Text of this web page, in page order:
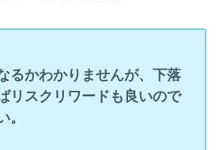
るかわかりませんが、下落
リスクリワードも良いので
。